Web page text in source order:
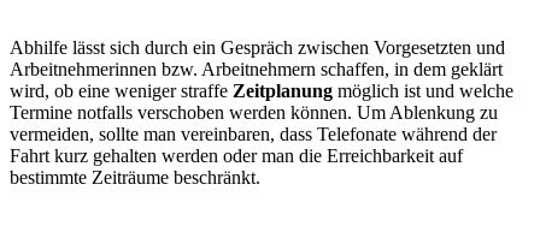
Abhilfe lässt sich durch ein Gespräch zwischen Vorgesetzten und
Arbeitnehmerinnen bzw. Arbeitnehmern schaffen, in dem geklärt
wird, ob eine weniger straffe Zeitplanung möglich ist und welche
Termine notfalls verschoben werden können. Um Ablenkung zu
vermeiden, sollte man vereinbaren, dass Telefonate während der
Fahrt kurz gehalten werden oder man die Erreichbarkeit auf
bestimmte Zeiträume beschränkt.